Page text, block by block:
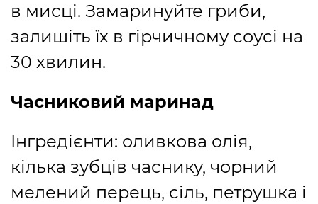
в мисці. Замаринуйте гриби,
залишіть їх в гірчичному соусі на
30 хвилин.
Часниковий маринад
Інгредієнти: оливкова олія,
кілька зубців часнику, чорний
мелений перець, сіль, петрушка і